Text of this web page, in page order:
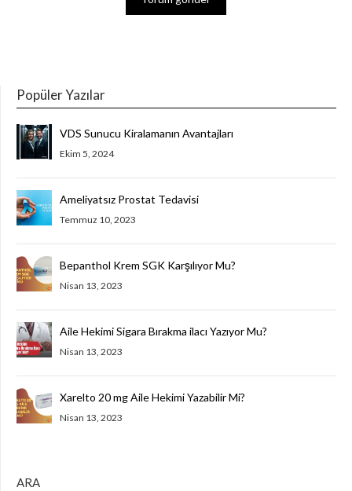
Popüler Yazılar
VDS Sunucu Kiralamanın Avantajları
Ekim 5, 2024
Ameliyatsız Prostat Tedavisi
Temmuz 10, 2023
Bepanthol Krem SGK Karşılıyor Mu?
Nisan 13, 2023
Aile Hekimi Sigara Bırakma ilacı Yazıyor Mu?
Nisan 13, 2023
Xarelto 20 mg Aile Hekimi Yazabilir Mi?
Nisan 13, 2023
ARA